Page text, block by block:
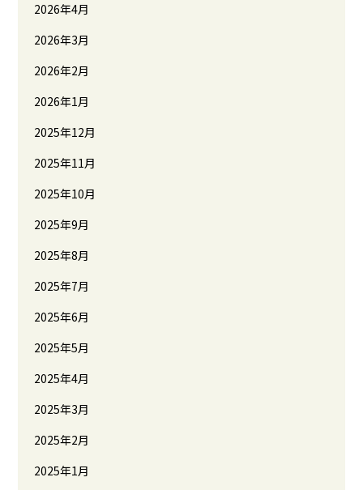
2026年4月
2026年3月
2026年2月
2026年1月
2025年12月
2025年11月
2025年10月
2025年9月
2025年8月
2025年7月
2025年6月
2025年5月
2025年4月
2025年3月
2025年2月
2025年1月